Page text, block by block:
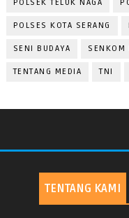
POLSEK TELUK NAGA
POLSES KOTA SERANG
SENI BUDAYA SENKOM
TENTANG MEDIA TNI
TENTANG KAMI